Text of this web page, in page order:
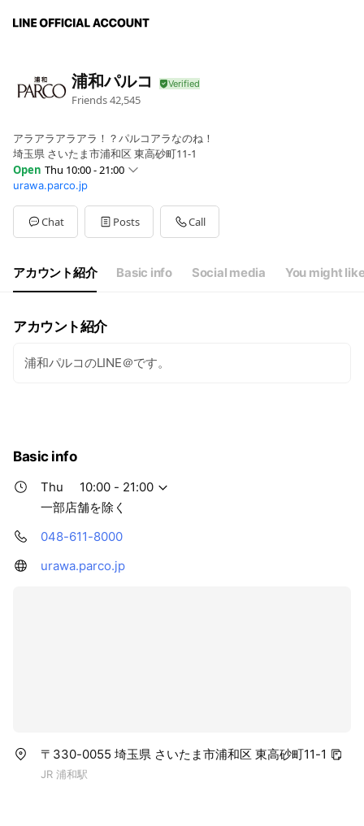
浦和パルコ
Friends42,545
アラアラアラアラ！？パルコアラなのね！
埼玉県 さいたま市浦和区 東高砂町11-1
Open Thu 10:00 - 21:00
Sun10:00 - 21:00
Mon10:00 - 21:00
Tue10:00 - 21:00
Wed10:00 - 21:00
Fri 10:00 - 21:00
Sat10:00 - 21:00
一部店舗を除く
urawa.parco.jp
Chat Posts Call
アカウント紹介 Basic info Social media You might
アカウント紹介
浦和パルコのLINE＠です。
Basic info
Thu
10:00 - 21:00
一部店舗を除く
048-611-8000
urawa.parco.jp
〒330-0055 埼玉県 さいたま市浦和区 東高砂町11-1
JR 浦和駅